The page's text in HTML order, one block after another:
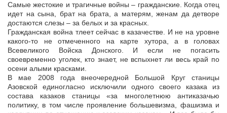
Самые жестокие и трагичные войны – гражданские. Когда отец
идет на сына, брат на брата, а матерям, женам да детворе
достаются слезы – за белых и за красных.
Гражданская война тлеет сейчас в казачестве. И не на уровне
какого-то не отмеченного на карте хутора, а в головах
Всевеликого Войска Донского. И если не погасить
своевременно уголек, кто знает, не вспыхнет ли весь край по
осени алыми красками.
В мае 2008 года внеочередной Большой Круг станицы
Азовской единогласно исключили одного своего казака из
состава казаков станицы «за многолетнюю антиказачью
политику, в том числе проявление большевизма, фашизма и